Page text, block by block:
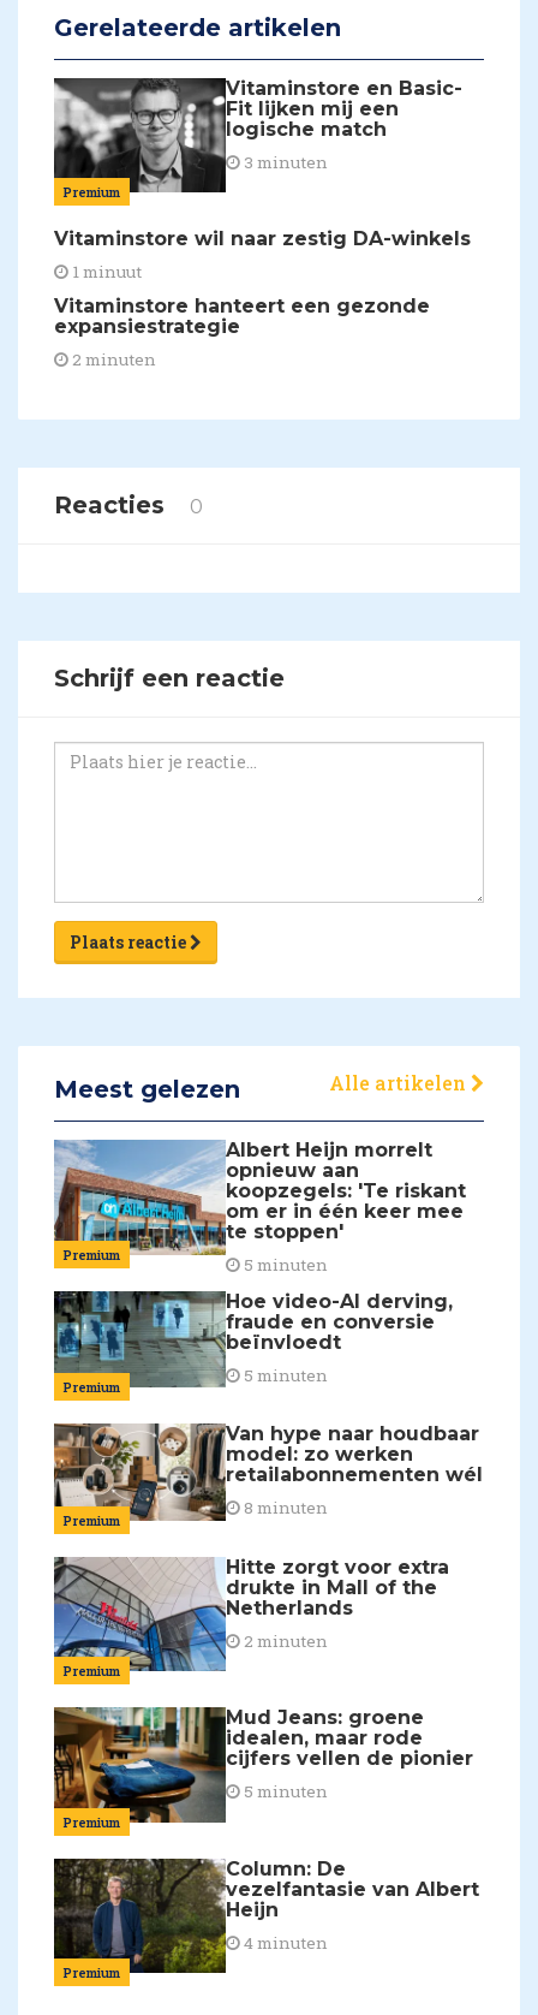
Gerelateerde artikelen
Premium
Vitaminstore en Basic-
Fit lijken mij een
logische match
3 minuten
​Vitaminstore wil naar zestig DA-winkels
1 minuut
Vitaminstore hanteert een gezonde
expansiestrategie
2 minuten
Reacties 0
Schrijf een reactie
Plaats reactie
Meest gelezen Alle artikelen
Premium
Albert Heijn morrelt
opnieuw aan
koopzegels: 'Te riskant
om er in één keer mee
te stoppen'
5 minuten
Premium
Hoe video-AI derving,
fraude en conversie
beïnvloedt
5 minuten
Premium
Van hype naar houdbaar
model: zo werken
retailabonnementen wél
8 minuten
Premium
Hitte zorgt voor extra
drukte in Mall of the
Netherlands
2 minuten
Premium
Mud Jeans: groene
idealen, maar rode
cijfers vellen de pionier
5 minuten
Premium
Column: De
vezelfantasie van Albert
Heijn
4 minuten